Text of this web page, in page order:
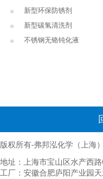
新型环保防锈剂
新型碳氢清洗剂
不锈钢无铬钝化液
版权所有-弗邦泓化学（上海
地址：上海市宝山区水产西
工厂：安徽合肥庐阳产业园